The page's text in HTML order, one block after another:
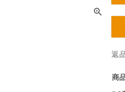
返
商